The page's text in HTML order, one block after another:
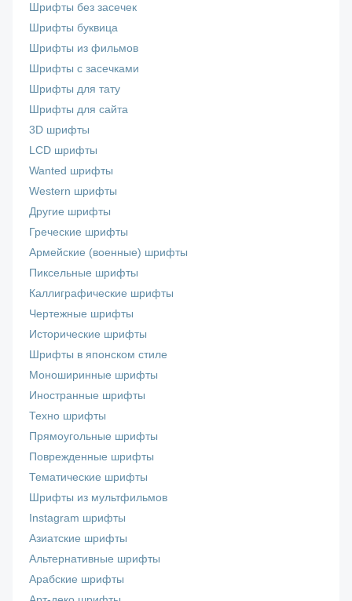
Шрифты без засечек
Шрифты буквица
Шрифты из фильмов
Шрифты с засечками
Шрифты для тату
Шрифты для сайта
3D шрифты
LCD шрифты
Wanted шрифты
Western шрифты
Другие шрифты
Греческие шрифты
Армейские (военные) шрифты
Пиксельные шрифты
Каллиграфические шрифты
Чертежные шрифты
Исторические шрифты
Шрифты в японском стиле
Моноширинные шрифты
Иностранные шрифты
Техно шрифты
Прямоугольные шрифты
Поврежденные шрифты
Тематические шрифты
Шрифты из мультфильмов
Instagram шрифты
Азиатские шрифты
Альтернативные шрифты
Арабские шрифты